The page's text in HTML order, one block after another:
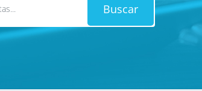
Buscar